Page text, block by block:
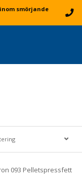
smörjande